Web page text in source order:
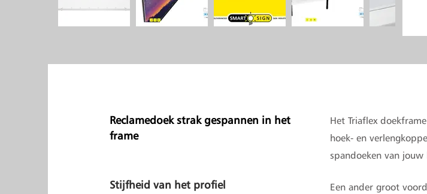
Reclamedoek strak gespannen in het
frame
Het Triaflex
hoek- en
spandoeken van
Stijfheid van het profiel
Een ander groot